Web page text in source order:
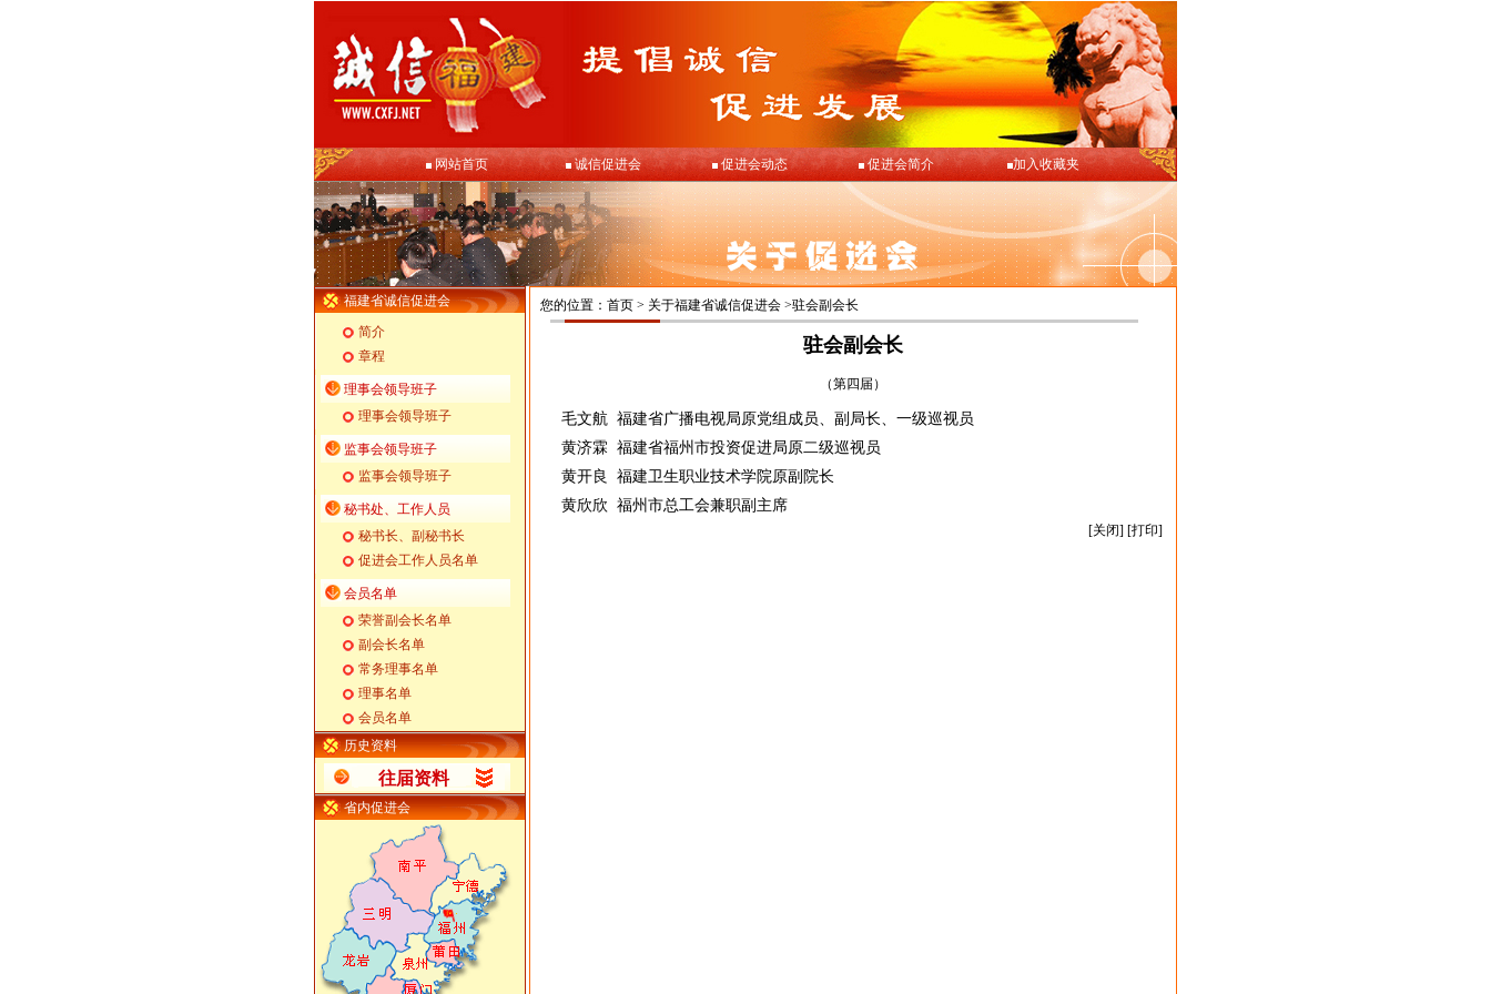
网站首页 诚信促进会 促进会动态 促进会简介 加入收藏夹
福建省诚信促进会
简介
章程
理事会领导班子
理事会领导班子
监事会领导班子
监事会领导班子
秘书处、工作人员
秘书长、副秘书长
促进会工作人员名单
会员名单
荣誉副会长名单
副会长名单
常务理事名单
理事名单
会员名单
历史资料
往届资料
省内促进会
您的位置： 首页 > 关于福建省诚信促进会 >驻会副会长
驻会副会长
（第四届）
毛文航 福建省广播电视局原党组成员、副局长、一级巡视员
黄济霖 福建省福州市投资促进局原二级巡视员
黄开良 福建卫生职业技术学院原副院长
黄欣欣 福州市总工会兼职副主席
[关闭] [打印]